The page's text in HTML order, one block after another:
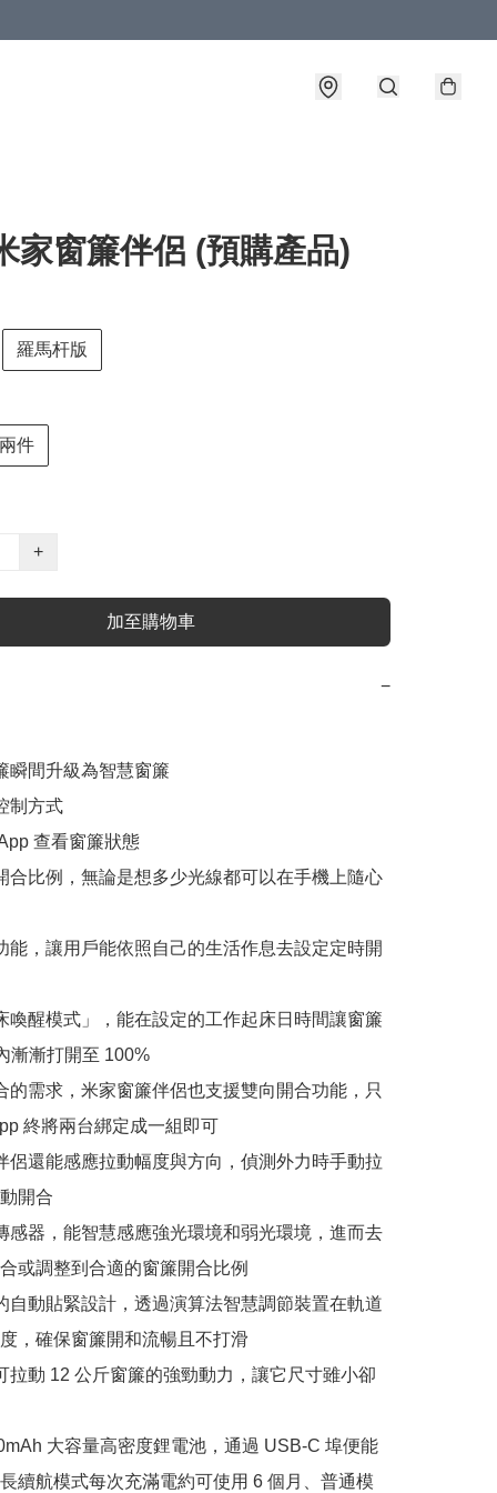
家窗簾伴侶 (預購產品)
羅馬杆版
兩件
+
加至購物車
−
瞬間升級為智慧窗簾
制方式
查看窗簾狀態
合比例，無論是想多少光線都可以在手機上隨心
能，讓用戶能依照自己的生活作息去設定定時開
喚醒模式」，能在設定的工作起床日時間讓窗簾
漸漸打開至 100%
的需求，米家窗簾伴侶也支援雙向開合功能，只
終將兩台綁定成一組即可
侶還能感應拉動幅度與方向，偵測外力時手動拉
開合
感器，能智慧感應強光環境和弱光環境，進而去
或調整到合適的窗簾開合比例
自動貼緊設計，透過演算法智慧調節裝置在軌道
，確保窗簾開和流暢且不打滑
拉動 12 公斤窗簾的強勁動力，讓它尺寸雖小卻
大容量高密度鋰電池，通過 USB-C 埠便能
續航模式每次充滿電約可使用 6 個月、普通模